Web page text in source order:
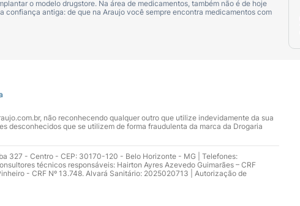
o modelo drugstore. Na área de medicamentos, também não é de hoje
confiança antiga: de que na Araujo você sempre encontra medicamentos com
não reconhecendo qualquer outro que utilize indevidamente da sua
desconhecidos que se utilizem de forma fraudulenta da marca da Drogaria
327 - Centro - CEP: 30170-120 - Belo Horizonte - MG | Telefones:
técnicos responsáveis: Hairton Ayres Azevedo Guimarães – CRF
- CRF Nº 13.748. Alvará Sanitário: 2025020713 | Autorização de